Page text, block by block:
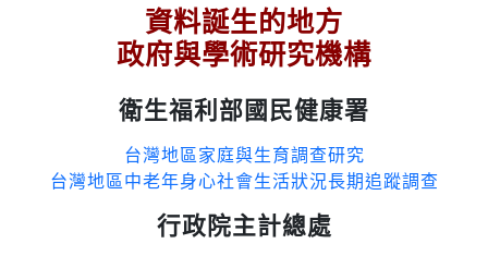
資料誕生的地方
政府與學術研究機構
衛生福利部國民健康署
台灣地區家庭與生育調查研究
台灣地區中老年身心社會生活狀況長期追蹤調查
行政院主計總處